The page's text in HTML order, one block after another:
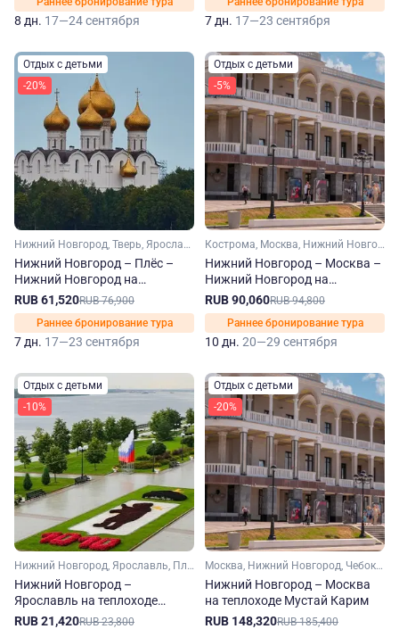
8 дн. 17—24 сентября 7 дн. 17—23 сентября
Отдых с детьми
-20%
Нижний Новгород, Тверь, Ярославль, Плес, Кинешма, Мышкин, Городец
Нижний Новгород – Плёс –
Нижний Новгород на
теплоходе Русь
RUB 61,520RUB 76,900
Раннее бронирование тура
7 дн. 17—23 сентября
Отдых с детьми
-5%
Кострома, Москва, Нижний Новгород, Рыбинск, Ярославль, Углич, Калязин, Плес, Городец
Нижний Новгород – Москва –
Нижний Новгород на
теплоходе Александр
Радищев
RUB 90,060RUB 94,800
Раннее бронирование тура
10 дн. 20—29 сентября
Отдых с детьми
-10%
Нижний Новгород, Ярославль, Плес, Кинешма, Городец
Нижний Новгород –
Ярославль на теплоходе
Кронштадт
RUB 21,420RUB 23,800
Отдых с детьми
-20%
Москва, Нижний Новгород, Чебоксары, Ярославль, Мышкин, Городец
Нижний Новгород – Москва
на теплоходе Мустай Карим
RUB 148,320RUB 185,400